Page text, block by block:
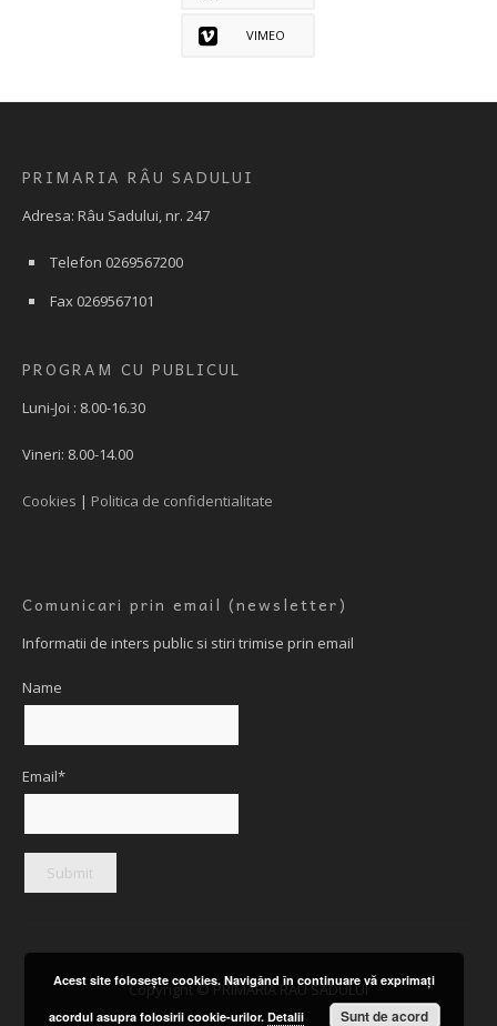
VIMEO
PRIMARIA RÂU SADULUI
Adresa: Râu Sadului, nr. 247
Telefon 0269567200
Fax 0269567101
PROGRAM CU PUBLICUL
Luni-Joi : 8.00-16.30
Vineri: 8.00-14.00
Cookies | Politica de confidentialitate
Comunicari prin email (newsletter)
Informatii de inters public si stiri trimise prin email
Name
Email*
Copyright © PRIMARIA RAU SADULUI
Acest site foloseşte cookies. Navigând în continuare vă exprimaţi
acordul asupra folosirii cookie-urilor. Detalii Sunt de acord